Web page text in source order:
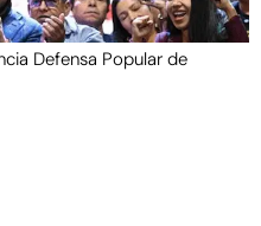
Defensa Popular de